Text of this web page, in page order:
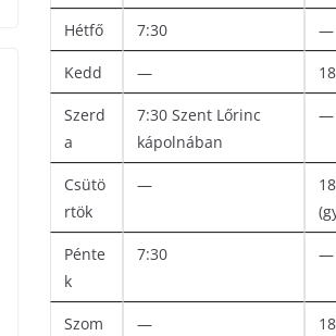
Hétfő 7:30 —
Kedd —
Szerd
a
7:30 Szent Lőrinc
kápolnában
—
Csütö
rtök
—
Pénte
k
7:30 —
Szom
—